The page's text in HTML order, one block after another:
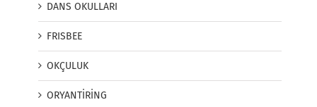
DANS OKULLARI
FRISBEE
OKÇULUK
ORYANTİRİNG